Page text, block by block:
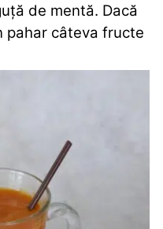
de mentă. Dacă
pahar câteva fructe